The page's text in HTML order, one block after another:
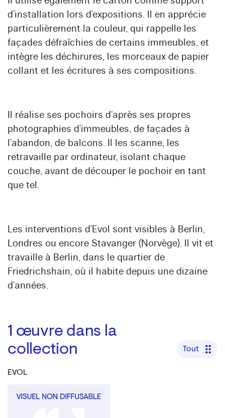
d’installation lors d’expositions. Il en apprécie
particulièrement la couleur, qui rappelle les
façades défraîchies de certains immeubles, et
intègre les déchirures, les morceaux de papier
collant et les écritures à ses compositions.
Il réalise ses pochoirs d’après ses propres
photographies d’immeubles, de façades à
l’abandon, de balcons. Il les scanne, les
retravaille par ordinateur, isolant chaque
couche, avant de découper le pochoir en tant
que tel.
Les interventions d’Evol sont visibles à Berlin,
Londres ou encore Stavanger (Norvège). Il vit et
travaille à Berlin, dans le quartier de
Friedrichshain, où il habite depuis une dizaine
d’années.
1 œuvre dans la
collection
Tout
EVOL